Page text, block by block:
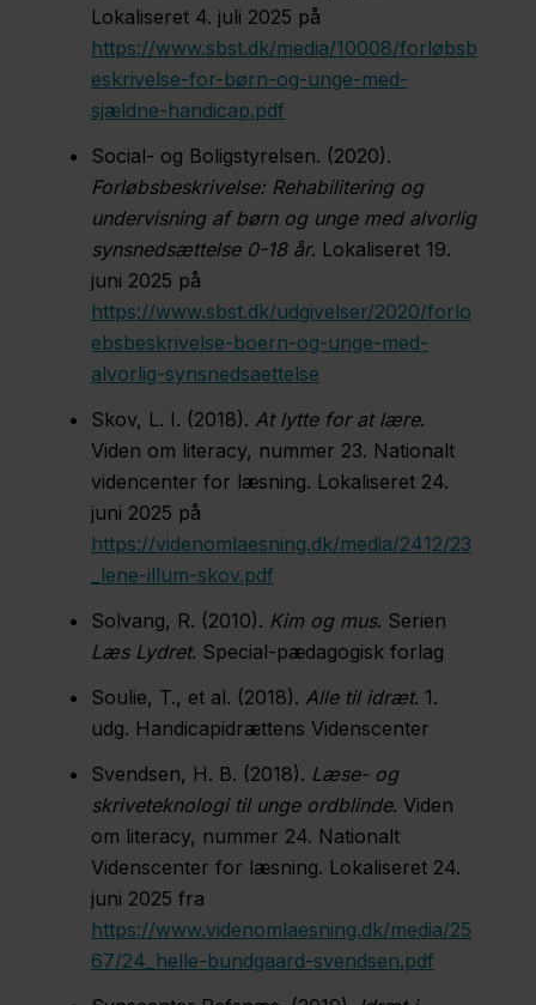
Lokaliseret 4. juli 2025 på
https://www.sbst.dk/media/10008/forløbsb
eskrivelse-for-børn-og-unge-med-
sjældne-handicap.pdf
Social- og Boligstyrelsen. (2020).
Forløbsbeskrivelse: Rehabilitering og
undervisning af børn og unge med alvorlig
synsnedsættelse 0-18 år. Lokaliseret 19.
juni 2025 på
https://www.sbst.dk/udgivelser/2020/forlo
ebsbeskrivelse-boern-og-unge-med-
alvorlig-synsnedsaettelse
Skov, L. I. (2018). At lytte for at lære.
Viden om literacy, nummer 23. Nationalt
videncenter for læsning. Lokaliseret 24.
juni 2025 på
https://videnomlaesning.dk/media/2412/23
_lene-illum-skov.pdf
Solvang, R. (2010). Kim og mus. Serien
Læs Lydret. Special-pædagogisk forlag
Soulie, T., et al. (2018). Alle til idræt. 1.
udg. Handicapidrættens Videnscenter
Svendsen, H. B. (2018). Læse- og
skriveteknologi til unge ordblinde. Viden
om literacy, nummer 24. Nationalt
Videnscenter for læsning. Lokaliseret 24.
juni 2025 fra
https://www.videnomlaesning.dk/media/25
67/24_helle-bundgaard-svendsen.pdf